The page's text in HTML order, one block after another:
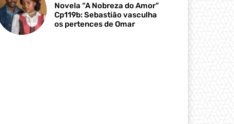
Novela “A Nobreza do Amor”
Cp119b: Sebastião vasculha
os pertences de Omar